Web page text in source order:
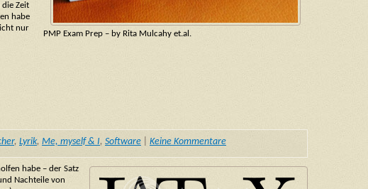
PMP Exam Prep – by Rita Mulcahy et.al.
Zeit
habe
nur
, Lyrik, Me, myself & I, Software Keine Kommentare
habe – der Satz
Nachteile von